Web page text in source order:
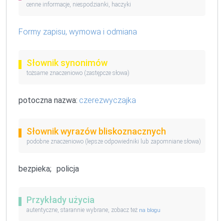
cenne informacje, niespodzianki, haczyki
Formy zapisu, wymowa i odmiana
Słownik synonimów
tożsame znaczeniowo (zastępcze słowa)
potoczna nazwa: czerezwyczajka
Słownik wyrazów bliskoznacznych
podobne znaczeniowo (lepsze odpowiedniki lub zapomniane słowa)
bezpieka; policja
Przykłady użycia
autentyczne, starannie wybrane, zobacz też na blogu